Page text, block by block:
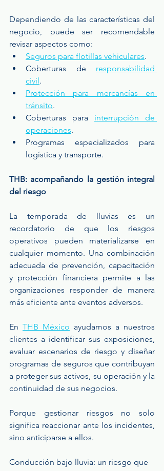
Dependiendo de las características del
negocio, puede ser recomendable
revisar aspectos como:
Seguros para flotillas vehiculares.
Coberturas de responsabilidad
civil.
Protección para mercancías en
tránsito.
Coberturas para interrupción de
operaciones.
Programas especializados para
logística y transporte.
THB: acompañando la gestión integral
del riesgo
La temporada de lluvias es un
recordatorio de que los riesgos
operativos pueden materializarse en
cualquier momento. Una combinación
adecuada de prevención, capacitación
y protección financiera permite a las
organizaciones responder de manera
más eficiente ante eventos adversos.
En THB México ayudamos a nuestros
clientes a identificar sus exposiciones,
evaluar escenarios de riesgo y diseñar
programas de seguros que contribuyan
a proteger sus activos, su operación y la
continuidad de sus negocios.
Porque gestionar riesgos no solo
significa reaccionar ante los incidentes,
sino anticiparse a ellos.
Conducción bajo lluvia: un riesgo que